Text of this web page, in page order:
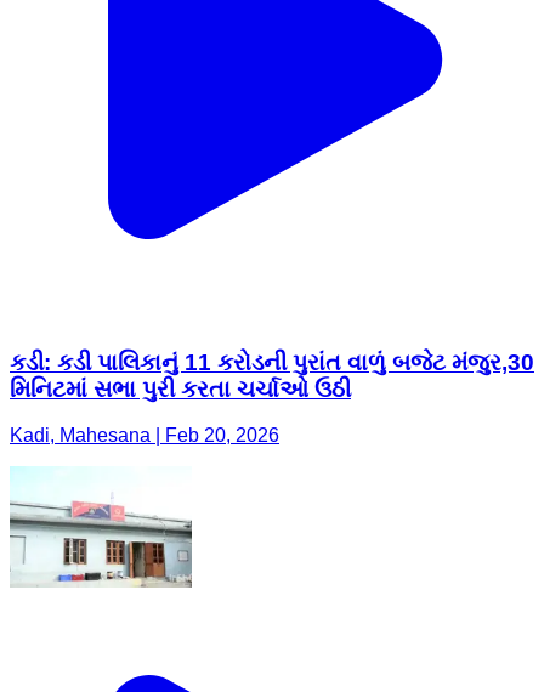
કડી: કડી પાલિકાનું 11 કરોડની પુરાંત વાળું બજેટ મંજુર,30
મિનિટમાં સભા પુરી કરતા ચર્ચાઓ ઉઠી
Kadi, Mahesana | Feb 20, 2026